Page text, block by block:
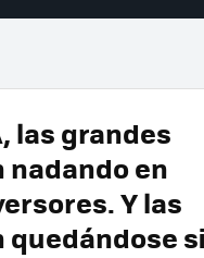
las grandes
en
Y las